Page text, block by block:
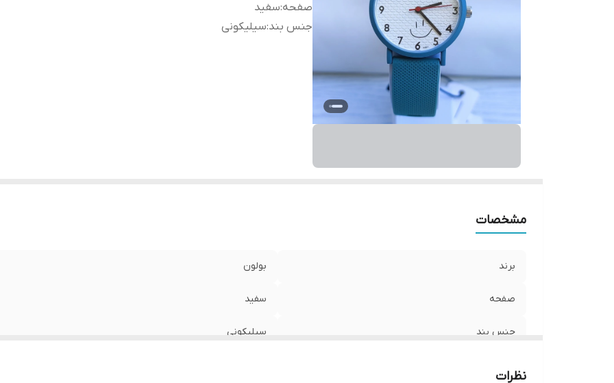
صفحه:سفید
جنس بند:سیلیکونی
مشخصات
برند بولون
صفحه سفید
جنس بند سیلیکونی
نظرات